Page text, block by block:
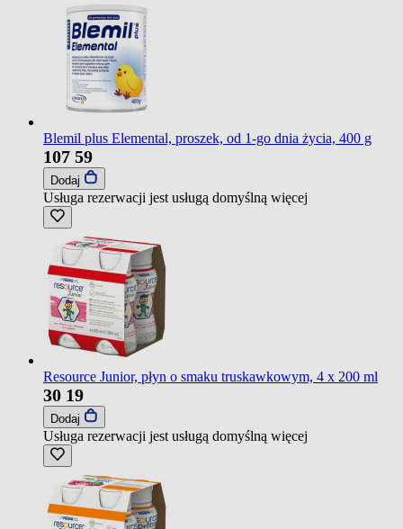
Blemil plus Elemental, proszek, od 1-go dnia życia, 400 g
107 59
Dodaj
Usługa rezerwacji jest usługą domyślną więcej
Resource Junior, płyn o smaku truskawkowym, 4 x 200 ml
30 19
Dodaj
Usługa rezerwacji jest usługą domyślną więcej